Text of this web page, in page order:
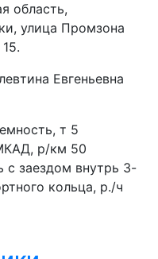
область,
улица Промзона
Евгеньевна
т 5
р/км 50
с заездом внутрь 3-
кольца, р./ч